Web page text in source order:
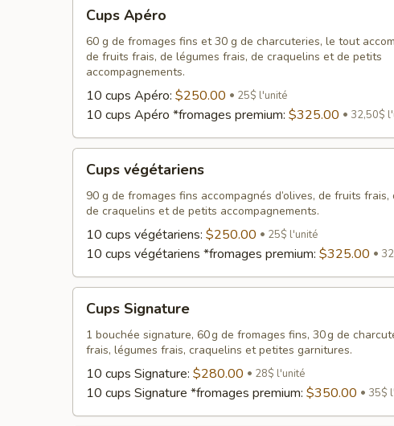
Apéro
Cups Apéro
60 g de fromages fins et 30 g de charcuteries, le tout
de fruits frais, de légumes frais, de craquelins et de petits
accompagnements.
10 cups Apéro: $250.00 25$ l'unité
10 cups Apéro *fromages premium: $325.00 32,50$
végétariens
Cups végétariens
90 g de fromages fins accompagnés d’olives, de fruits
de craquelins et de petits accompagnements.
10 cups végétariens: $250.00 25$ l'unité
10 cups végétariens *fromages premium: $325.00
Signature
Cups Signature
1 bouchée signature, 60 g de fromages fins, 30 g de
frais, légumes frais, craquelins et petites garnitures.
10 cups Signature: $280.00 28$ l'unité
10 cups Signature *fromages premium: $350.00 35$